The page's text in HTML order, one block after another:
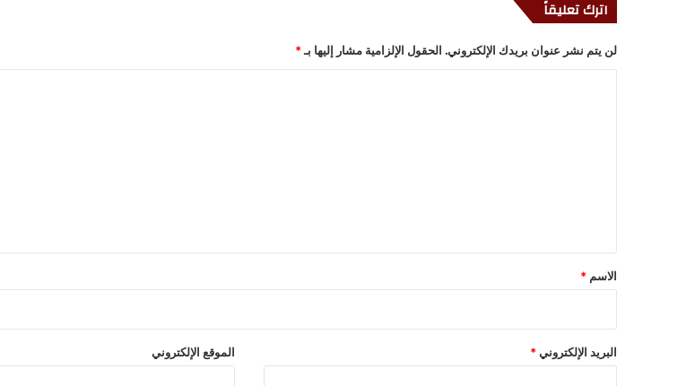
اترك تعليقاً
لن يتم نشر عنوان بريدك الإلكتروني. الحقول الإلزامية مشار إليها بـ*
*
الاسم *
البريد الإلكتروني * الموقع الإلكتروني